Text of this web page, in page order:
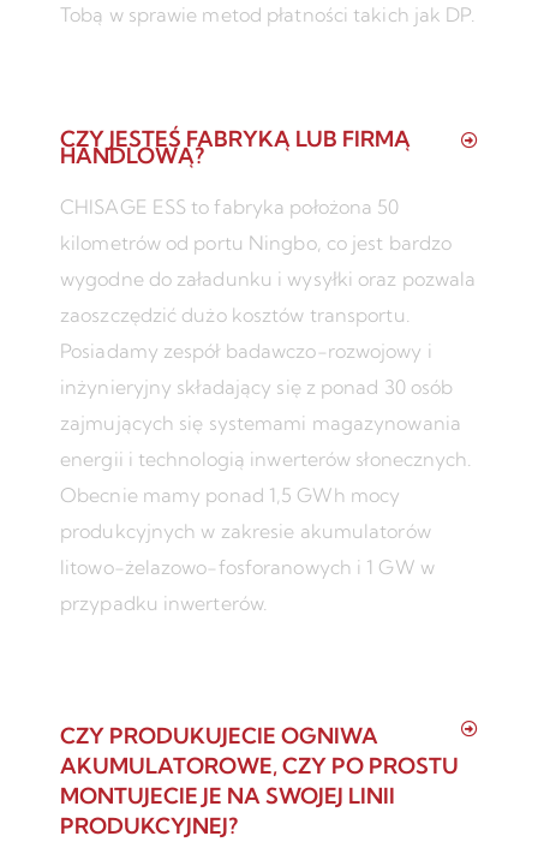
Tobą w sprawie metod płatności takich jak DP.
CZY JESTEŚ FABRYKĄ LUB FIRMĄ
HANDLOWĄ?
CHISAGE ESS to fabryka położona 50
kilometrów od portu Ningbo, co jest bardzo
wygodne do załadunku i wysyłki oraz pozwala
zaoszczędzić dużo kosztów transportu.
Posiadamy zespół badawczo-rozwojowy i
inżynieryjny składający się z ponad 30 osób
zajmujących się systemami magazynowania
energii i technologią inwerterów słonecznych.
Obecnie mamy ponad 1,5 GWh mocy
produkcyjnych w zakresie akumulatorów
litowo-żelazowo-fosforanowych i 1 GW w
przypadku inwerterów.
CZY PRODUKUJECIE OGNIWA
AKUMULATOROWE, CZY PO PROSTU
MONTUJECIE JE NA SWOJEJ LINII
PRODUKCYJNEJ?